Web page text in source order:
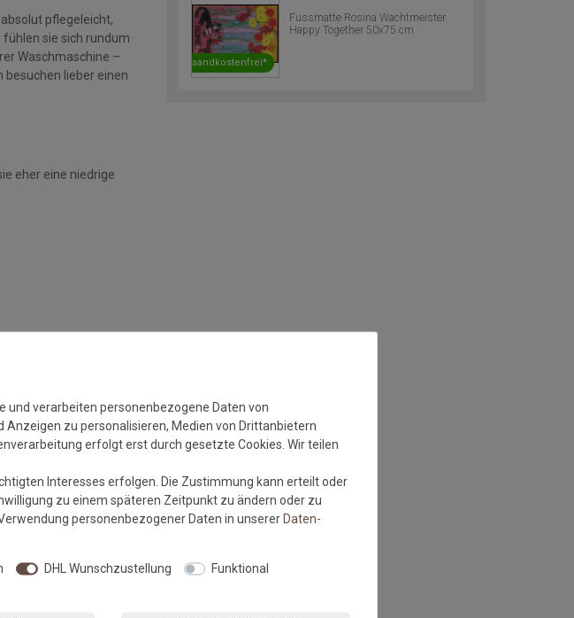
pflegeleicht,
sie sich rundum
Waschmaschine –
besuchen lieber einen
eher eine niedrige
eines hochwertigen
steht
Versandkostenfrei*
Fussmatte Rosina Wachtmeister
Happy Together 50x75 cm
und verarbeiten personenbezogene Daten von
Anzeigen zu personalisieren, Medien von Drittanbietern
erfolgt erst durch gesetzte Cookies. Wir teilen
Interesses erfolgen. Die Zustimmung kann erteilt oder
zu einem späteren Zeitpunkt zu ändern oder zu
personenbezogener Daten in unsererDaten­
DHL Wunschzustellung Funktional